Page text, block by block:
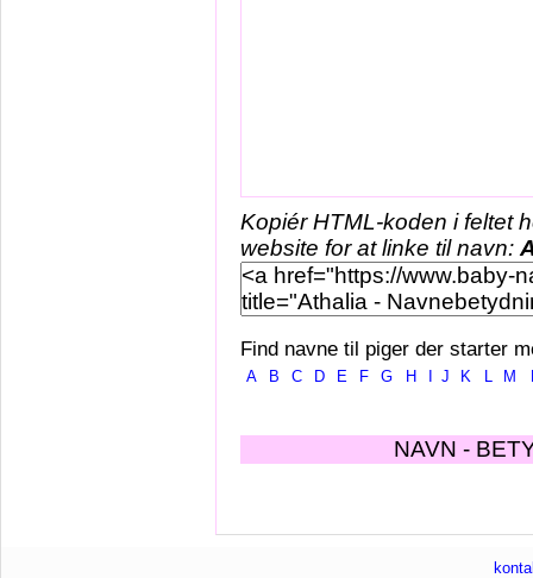
Kopiér HTML-koden i feltet
website for at linke til navn:
Find navne til piger der starter
A B C D E F G H J K L M
NAVN -